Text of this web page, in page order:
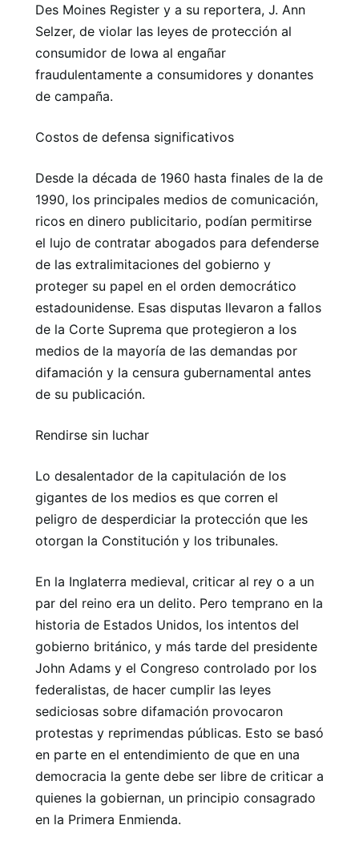
Des Moines Register y a su reportera, J. Ann
Selzer, de violar las leyes de protección al
consumidor de Iowa al engañar
fraudulentamente a consumidores y donantes
de campaña.
Costos de defensa significativos
Desde la década de 1960 hasta finales de la de
1990, los principales medios de comunicación,
ricos en dinero publicitario, podían permitirse
el lujo de contratar abogados para defenderse
de las extralimitaciones del gobierno y
proteger su papel en el orden democrático
estadounidense. Esas disputas llevaron a fallos
de la Corte Suprema que protegieron a los
medios de la mayoría de las demandas por
difamación y la censura gubernamental antes
de su publicación.
Rendirse sin luchar
Lo desalentador de la capitulación de los
gigantes de los medios es que corren el
peligro de desperdiciar la protección que les
otorgan la Constitución y los tribunales.
En la Inglaterra medieval, criticar al rey o a un
par del reino era un delito. Pero temprano en la
historia de Estados Unidos, los intentos del
gobierno británico, y más tarde del presidente
John Adams y el Congreso controlado por los
federalistas, de hacer cumplir las leyes
sediciosas sobre difamación provocaron
protestas y reprimendas públicas. Esto se basó
en parte en el entendimiento de que en una
democracia la gente debe ser libre de criticar a
quienes la gobiernan, un principio consagrado
en la Primera Enmienda.